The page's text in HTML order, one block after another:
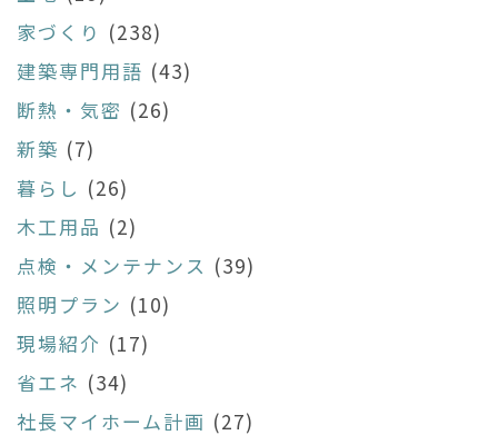
家づくり (238)
建築専門用語 (43)
断熱・気密 (26)
新築 (7)
暮らし (26)
木工用品 (2)
点検・メンテナンス (39)
照明プラン (10)
現場紹介 (17)
省エネ (34)
社長マイホーム計画 (27)